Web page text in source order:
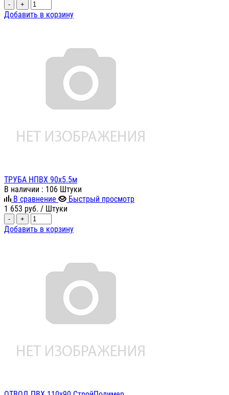
- +
Добавить в корзину
ТРУБА НПВХ 90х5.5м
В наличии : 106 Штуки
В сравнение
Быстрый просмотр
1 653 руб. / Штуки
- +
Добавить в корзину